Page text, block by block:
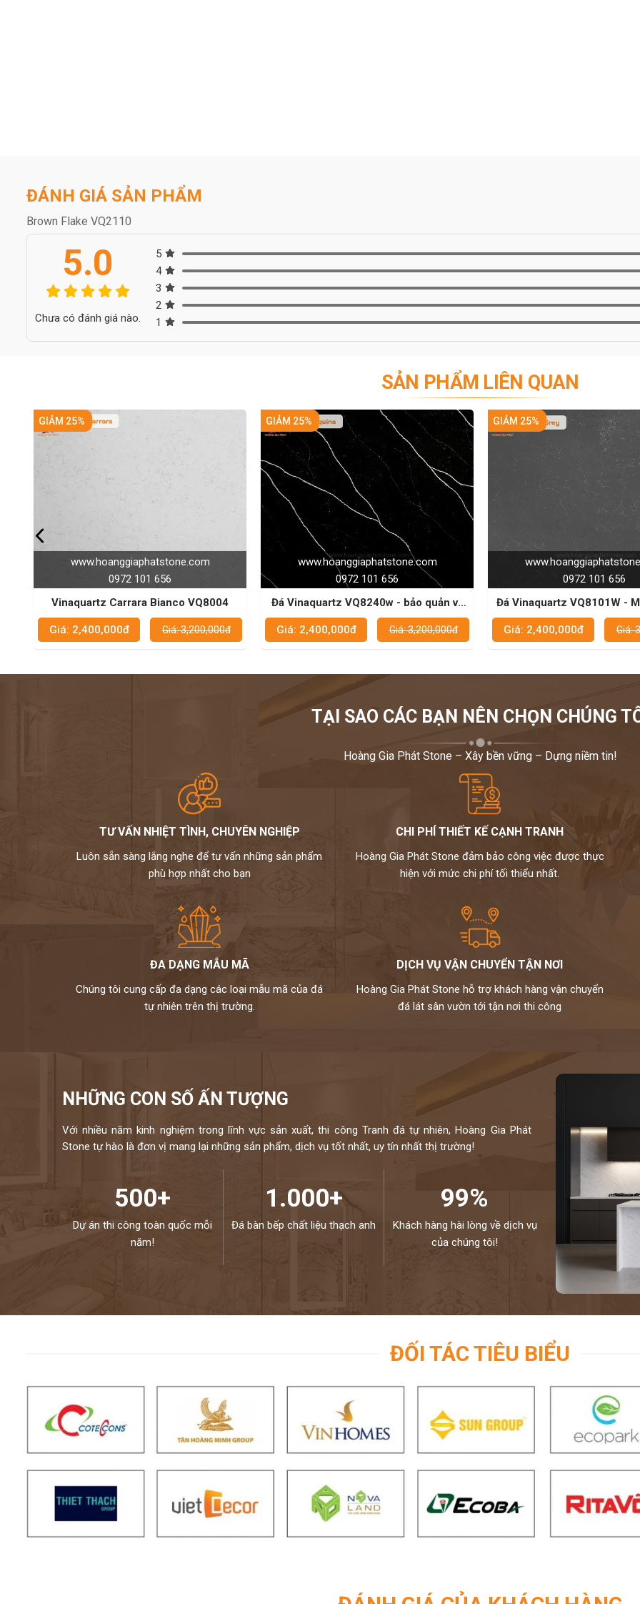
ĐÁNH GIÁ SẢN PHẨM
Brown Flake VQ2110
5.0
Chưa có đánh giá nào.
5
4
3
2
1
SẢN PHẨM LIÊN QUAN
Carrara Bianco VQ8004
Giá: 3,200,000đ
www.hoanggiaphatstone.com
0972 101 656
Đá Vinaquartz VQ8240w - bảo quản và
vệ sinh hiệu quả nhất
Giá: 2,400,000đ
Giá: 3,200,000đ
www.hoanggiaphatstone.com
GIẢM 25%
Đá Vinaquartz VQ8101W - Mặt bàn bếp
đẹp và bền cho mọi gia đình
Giá: 2,400,000đ
Giá: 3,200,000đ
TẠI SAO CÁC BẠN NÊN CHỌN CHÚNG
Hoàng Gia Phát Stone – Xây bền vững – Dựng niềm tin!
TƯ VẤN NHIỆT TÌNH, CHUYÊN NGHIỆP
Luôn sẵn sàng lắng nghe để tư vấn những sản phẩm
phù hợp nhất cho bạn
CHI PHÍ THIẾT KẾ CẠNH TRANH
Hoàng Gia Phát Stone đảm bảo công việc được thực
hiện với mức chi phí tối thiểu nhất.
ĐA DẠNG MẪU MÃ
Chúng tôi cung cấp đa dạng các loại mẫu mã của đá
tự nhiên trên thị trường.
DỊCH VỤ VẬN CHUYỂN TẬN NƠI
Hoàng Gia Phát Stone hỗ trợ khách hàng vận chuyển
đá lát sân vườn tới tận nơi thi công
NHỮNG CON SỐ ẤN TƯỢNG
Với nhiều năm kinh nghiệm trong lĩnh vực sản xuất, thi công Tranh đá tự nhiên, Hoàng Gia Phát
Stone tự hào là đơn vị mang lại những sản phẩm, dịch vụ tốt nhất, uy tín nhất thị trường!
500+
Dự án thi công toàn quốc mỗi
năm!
1.000+
Đá bàn bếp chất liệu thạch anh
99%
Khách hàng hài lòng về dịch vụ
của chúng tôi!
ĐỐI TÁC TIÊU BIỂU